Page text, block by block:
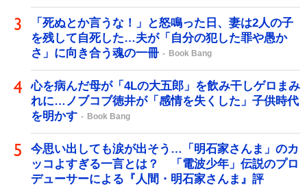
「死ぬとか言うな！」と怒鳴った日、妻は2人の子
を残して自死した…夫が「自分の犯した罪や愚か
さ」に向き合う魂の一冊
Book Bang
心を病んだ母が「4Lの大五郎」を飲み干しゲロまみ
れに…ノブコブ徳井が「感情を失くした」子供時代
を明かす
Book Bang
今思い出しても涙が出そう…「明石家さんま」のカ
ッコよすぎる一言とは？ 「電波少年」伝説のプロ
デューサーによる『人間・明石家さんま』評